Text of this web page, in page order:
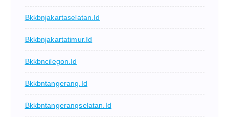
Bkkbnjakartaselatan.id
Bkkbnjakartatimur.id
Bkkbncilegon.id
Bkkbntangerang.id
Bkkbntangerangselatan.id